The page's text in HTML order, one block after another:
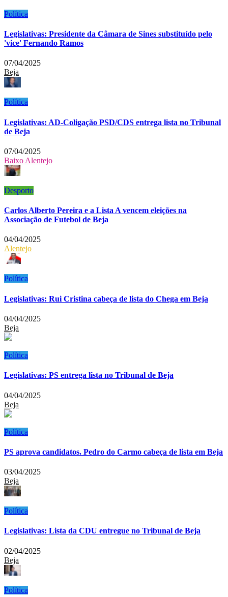
Política
Legislativas: Presidente da Câmara de Sines substituído pelo
'vice' Fernando Ramos
07/04/2025
Beja
Política
Legislativas: AD-Coligação PSD/CDS entrega lista no Tribunal
de Beja
07/04/2025
Baixo Alentejo
Desporto
Carlos Alberto Pereira e a Lista A vencem eleições na
Associação de Futebol de Beja
04/04/2025
Alentejo
Política
Legislativas: Rui Cristina cabeça de lista do Chega em Beja
04/04/2025
Beja
Política
Legislativas: PS entrega lista no Tribunal de Beja
04/04/2025
Beja
Política
PS aprova candidatos. Pedro do Carmo cabeça de lista em Beja
03/04/2025
Beja
Política
Legislativas: Lista da CDU entregue no Tribunal de Beja
02/04/2025
Beja
Política